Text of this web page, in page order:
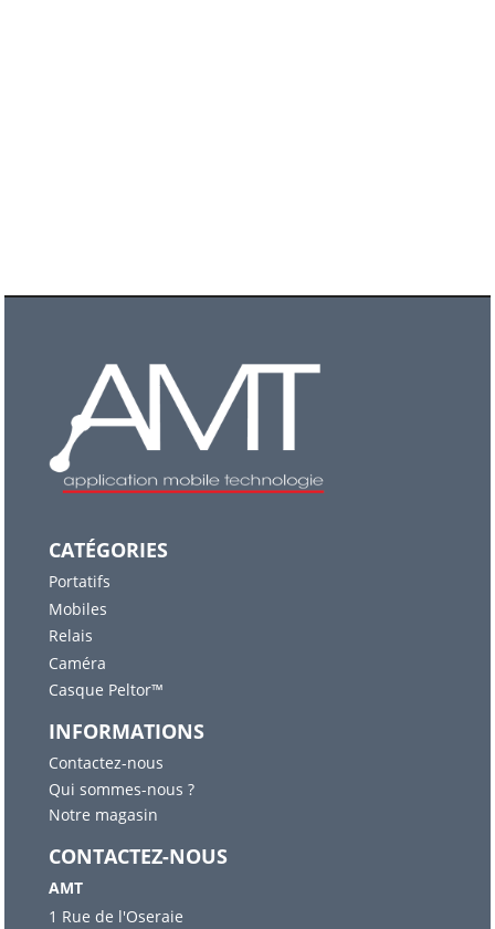
CATÉGORIES
Portatifs
Mobiles
Relais
Caméra
Casque Peltor™
INFORMATIONS
Contactez-nous
Qui sommes-nous ?
Notre magasin
CONTACTEZ-NOUS
AMT
1 Rue de l'Oseraie